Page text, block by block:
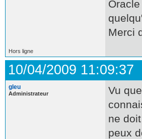
Merci
Hors ligne
10/04/2009 11:09:37
gleu
Administrateur
Vu
ne
peux